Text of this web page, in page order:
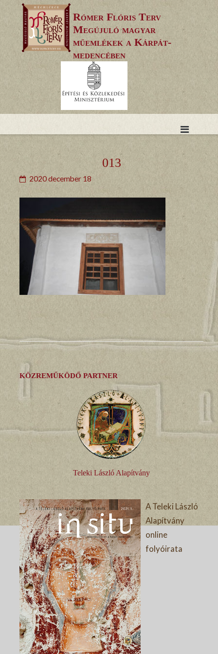
to
content
Rómer Flóris Terv
Megújuló magyar
műemlékek a Kárpát-
medencében
013
2020 december 18
KÖZREMŰKÖDŐ PARTNER
Teleki László Alapítvány
A Teleki László
Alapítvány
online
folyóirata